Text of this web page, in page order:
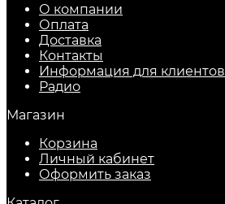
О компании
Оплата
Доставка
Контакты
Информация для клиентов
Радио
Магазин
Корзина
Личный кабинет
Оформить заказ